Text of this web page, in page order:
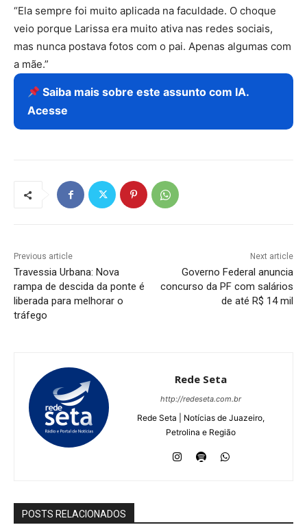
“Ela sempre foi muito aplicada na faculdade. O choque
veio porque Larissa era muito ativa nas redes sociais,
mas nunca postava fotos com o pai. Apenas algumas com
a mãe.”
Saiba mais sobre este assunto com IA.
Acesse
Previous article
Travessia Urbana: Nova
rampa de descida da ponte é
liberada para melhorar o
tráfego
Next article
Governo Federal anuncia
concurso da PF com salários
de até R$ 14 mil
Rede Seta
http://redeseta.com.br
Rede Seta | Notícias de Juazeiro,
Petrolina e Região
POSTS RELACIONADOS